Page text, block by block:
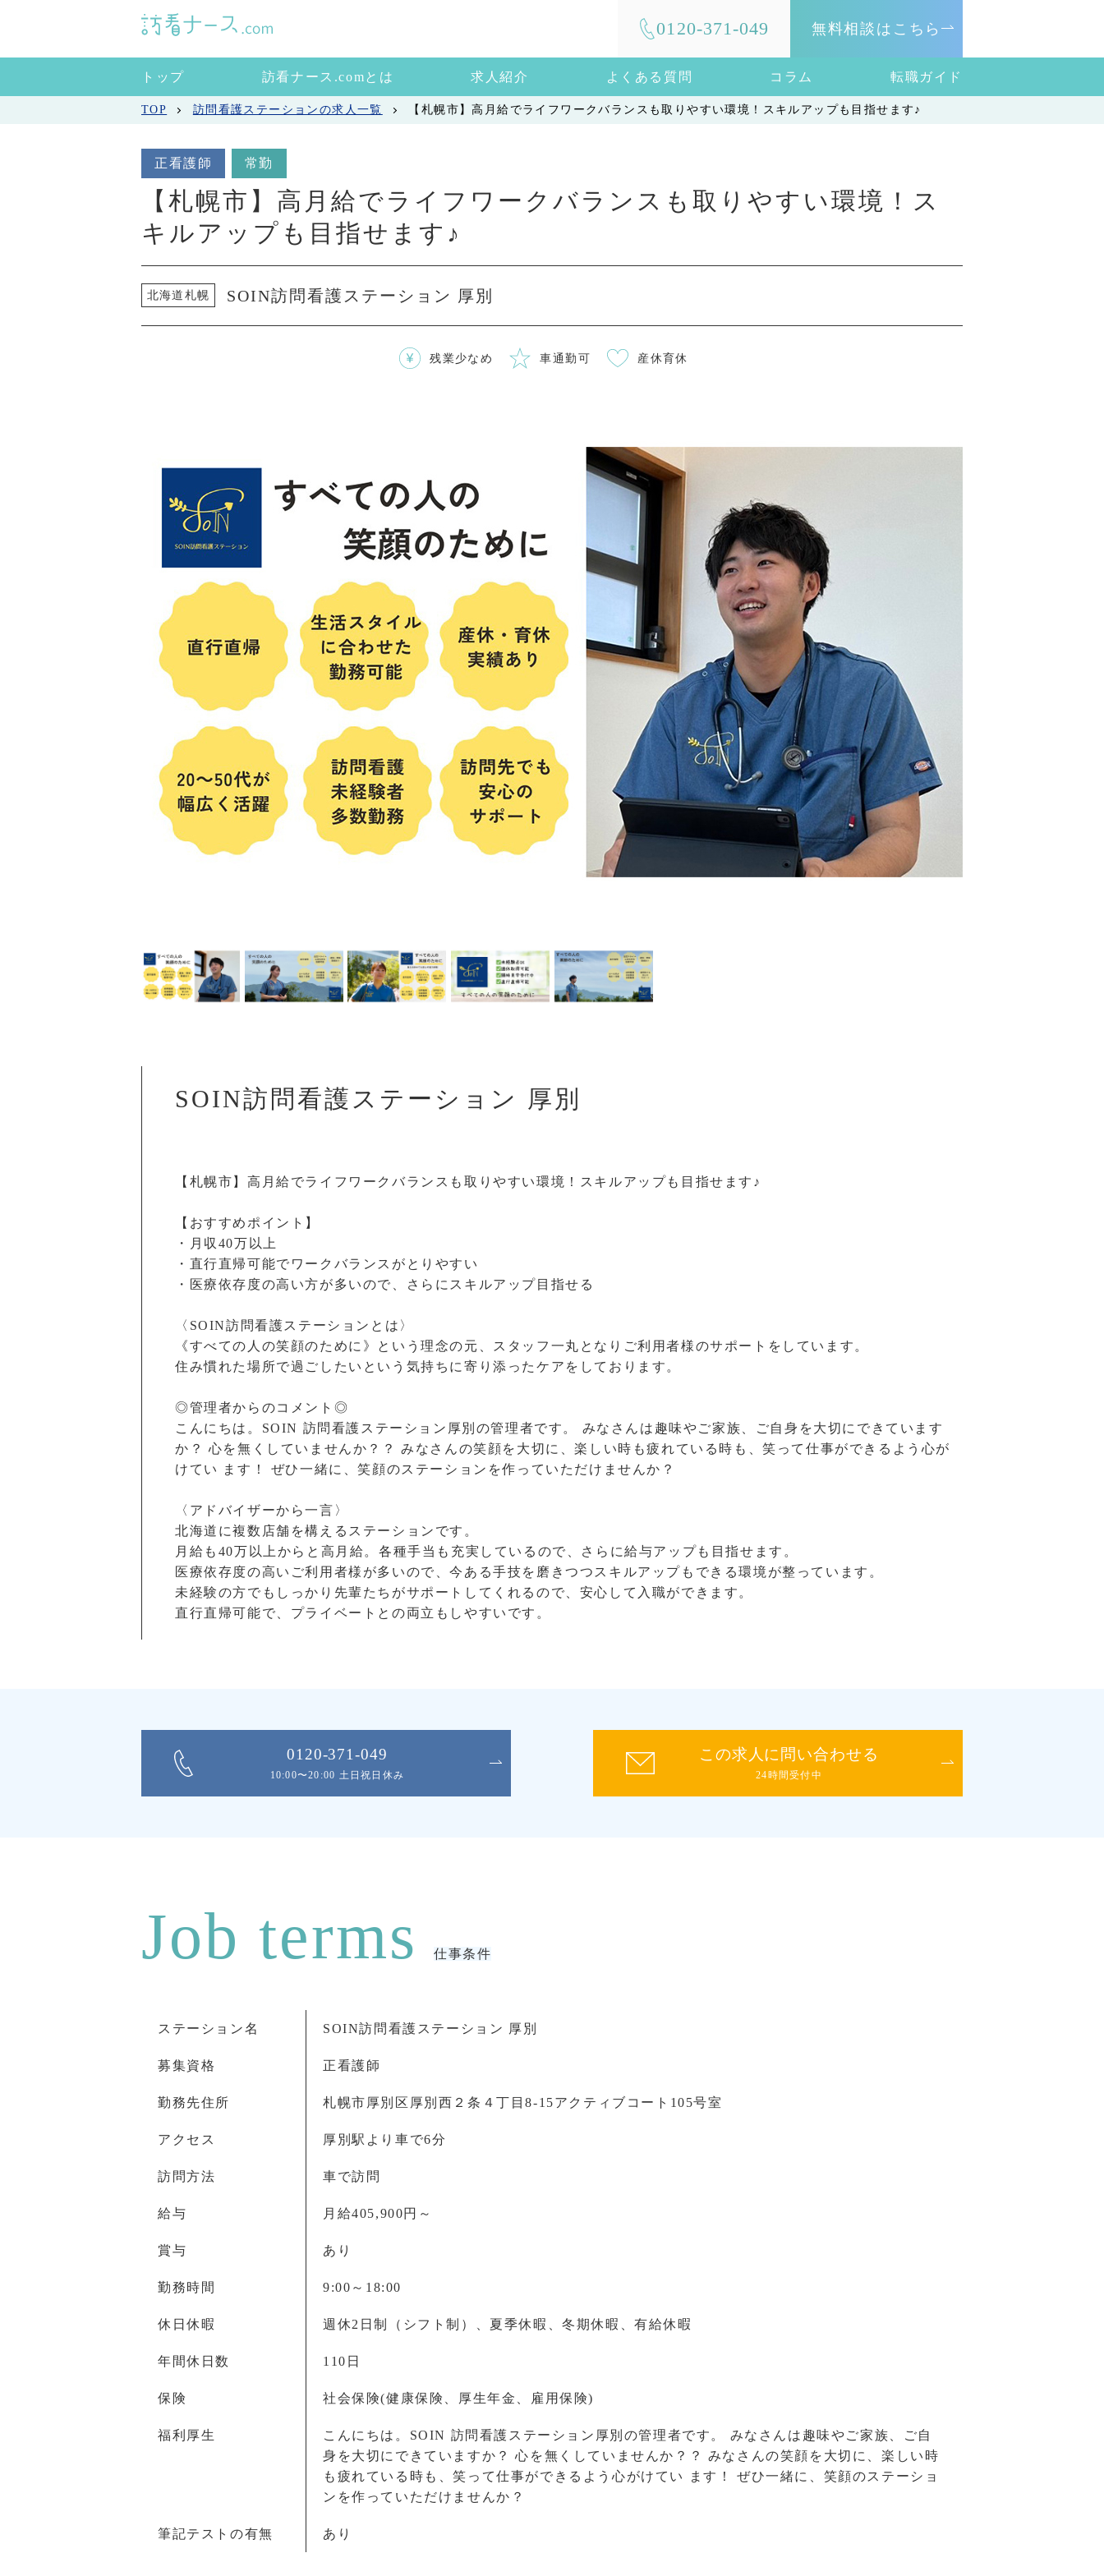
0120-371-049 無料相談はこちら
トップ 訪看ナース.comとは 求人紹介 よくある質問 コラム 転職ガイド
TOP 訪問看護ステーションの求人一覧 【札幌市】高月給でライフワークバランスも取りやすい環境！スキルアップも目指せます♪
正看護師 常勤
【札幌市】高月給でライフワークバランスも取りやすい環境！ス
キルアップも目指せます♪
北海道札幌 SOIN訪問看護ステーション 厚別
残業少なめ 車通勤可 産休育休
SOIN訪問看護ステーション 厚別
【札幌市】高月給でライフワークバランスも取りやすい環境！スキルアップも目指せます♪
【おすすめポイント】
・月収40万以上
・直行直帰可能でワークバランスがとりやすい
・医療依存度の高い方が多いので、さらにスキルアップ目指せる
〈SOIN訪問看護ステーションとは〉
《すべての人の笑顔のために》という理念の元、スタッフ一丸となりご利用者様のサポートをしています。
住み慣れた場所で過ごしたいという気持ちに寄り添ったケアをしております。
◎管理者からのコメント◎
こんにちは。SOIN 訪問看護ステーション厚別の管理者です。 みなさんは趣味やご家族、ご自身を大切にできています
か？ 心を無くしていませんか？？ みなさんの笑顔を大切に、楽しい時も疲れている時も、笑って仕事ができるよう心が
けてい ます！ ぜひ一緒に、笑顔のステーションを作っていただけませんか？
〈アドバイザーから一言〉
北海道に複数店舗を構えるステーションです。
月給も40万以上からと高月給。各種手当も充実しているので、さらに給与アップも目指せます。
医療依存度の高いご利用者様が多いので、今ある手技を磨きつつスキルアップもできる環境が整っています。
未経験の方でもしっかり先輩たちがサポートしてくれるので、安心して入職ができます。
直行直帰可能で、プライベートとの両立もしやすいです。
0120-371-049
10:00〜20:00 土日祝日休み
この求人に問い合わせる
24時間受付中
仕事条件
ステーション名 SOIN訪問看護ステーション 厚別
募集資格 正看護師
勤務先住所 札幌市厚別区厚別西２条４丁目8-15アクティブコート105号室
アクセス 厚別駅より車で6分
訪問方法 車で訪問
給与 月給405,900円～
賞与 あり
勤務時間 9:00～18:00
休日休暇 週休2日制（シフト制）、夏季休暇、冬期休暇、有給休暇
年間休日数 110日
保険 社会保険(健康保険、厚生年金、雇用保険)
福利厚生
こんにちは。SOIN 訪問看護ステーション厚別の管理者です。 みなさんは趣味やご家族、ご自
身を大切にできていますか？ 心を無くしていませんか？？ みなさんの笑顔を大切に、楽しい時
も疲れている時も、笑って仕事ができるよう心がけてい ます！ ぜひ一緒に、笑顔のステーショ
ンを作っていただけませんか？
筆記テストの有無 あり